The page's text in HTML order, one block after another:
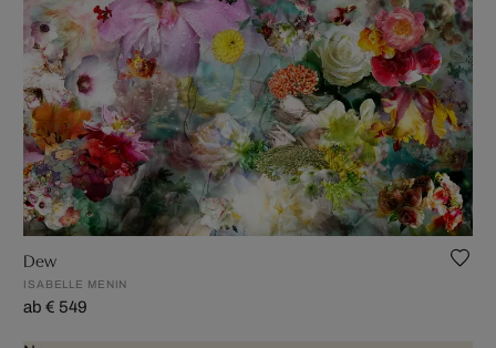
Dew
ISABELLE MENIN
ab € 549